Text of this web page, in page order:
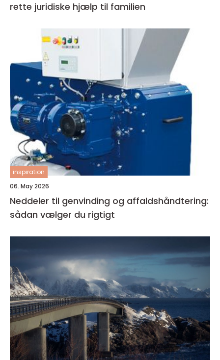
rette juridiske hjælp til familien
inspiration
06. May 2026
Neddeler til genvinding og affaldshåndtering:
sådan vælger du rigtigt